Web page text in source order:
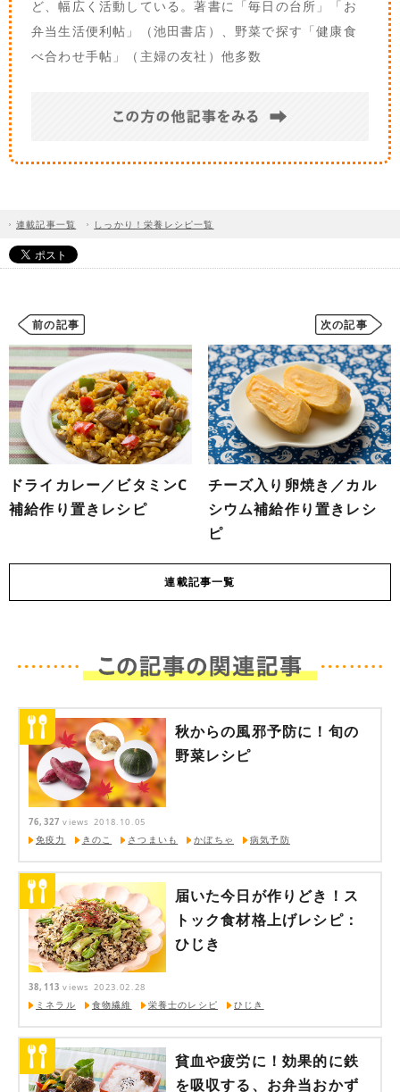
ど、幅広く活動している。著書に「毎日の台所」「お
弁当生活便利帖」（池田書店）、野菜で探す「健康食
べ合わせ手帖」（主婦の友社）他多数
連載記事一覧 しっかり！栄養レシピ一覧
前の記事
ドライカレー／ビタミンC
補給作り置きレシピ
次の記事
チーズ入り卵焼き／カル
シウム補給作り置きレシ
ピ
連載記事一覧
秋からの風邪予防に！旬の
野菜レシピ
76,327 views 2018.10.05
免疫力 きのこ さつまいも かぼちゃ 病気予防
届いた今日が作りどき！ス
トック食材格上げレシピ：
ひじき
38,113 views 2023.02.28
ミネラル 食物繊維 栄養士のレシピ ひじき
貧血や疲労に！効果的に鉄
を吸収する、お弁当おかず